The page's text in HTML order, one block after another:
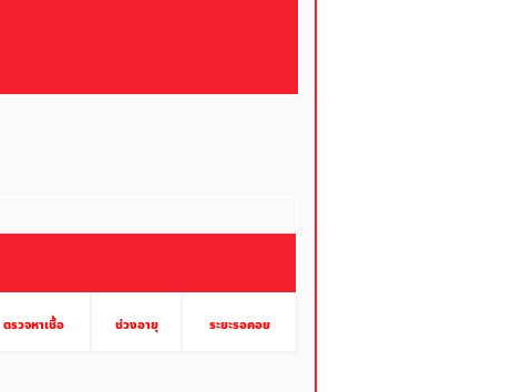
ตรวจหาเชื้อ ช่วงอายุ ระยะรอคอย